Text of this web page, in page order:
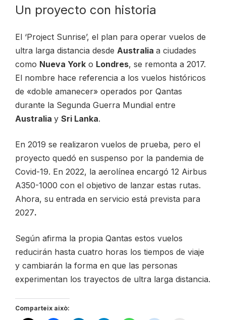
Un proyecto con historia
El ‘Project Sunrise’, el plan para operar vuelos de
ultra larga distancia desde Australia a ciudades
como Nueva York o Londres, se remonta a 2017.
El nombre hace referencia a los vuelos históricos
de «doble amanecer» operados por Qantas
durante la Segunda Guerra Mundial entre
Australia y Sri Lanka.
En 2019 se realizaron vuelos de prueba, pero el
proyecto quedó en suspenso por la pandemia de
Covid-19. En 2022, la aerolínea encargó 12 Airbus
A350-1000 con el objetivo de lanzar estas rutas.
Ahora, su entrada en servicio está prevista para
2027.
Según afirma la propia Qantas estos vuelos
reducirán hasta cuatro horas los tiempos de viaje
y cambiarán la forma en que las personas
experimentan los trayectos de ultra larga distancia.
Comparteix això: